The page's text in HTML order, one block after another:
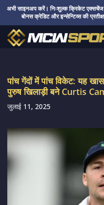
अभी साइनअप करें। निःशुल्क क्रिकेट एक्सचेंज
बोनस क्रेडिट और इन्सेन्टिव्स की
पांच गेंदों में पांच विकेट: यह
पुरुष खिलाड़ी बने Curtis
जुलाई 11, 2025